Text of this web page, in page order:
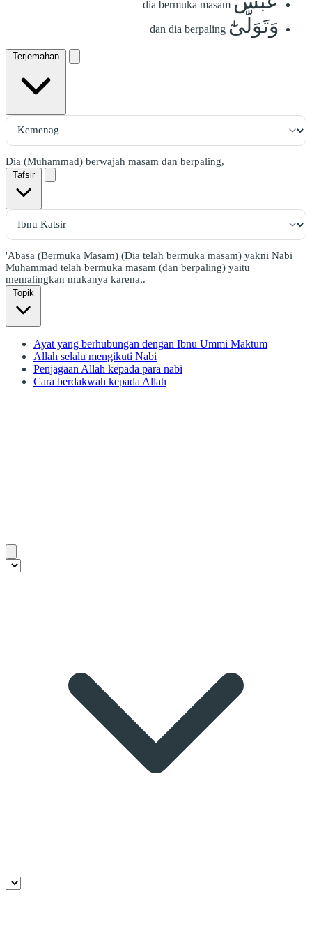
dia bermuka masam
وَتَوَلَّىٰٓ dan dia berpaling
Terjemahan
Dia (Muhammad) berwajah masam dan berpaling,
Tafsir
'Abasa (Bermuka Masam) (Dia telah bermuka masam) yakni Nabi
Muhammad telah bermuka masam (dan berpaling) yaitu
memalingkan mukanya karena,.
Topik
Ayat yang berhubungan dengan Ibnu Ummi Maktum
Allah selalu mengikuti Nabi
Penjagaan Allah kepada para nabi
Cara berdakwah kepada Allah